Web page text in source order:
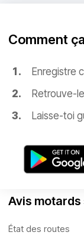
Comment
Enregistre
Retrouve-
Laisse-toi
Avis motards
État des routes